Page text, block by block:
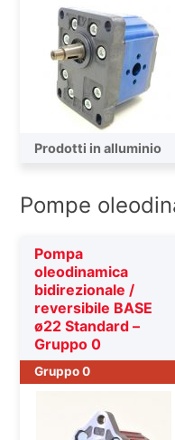
Prodotti in alluminio
Pompe
Pompa
oleodinamica
bidirezionale /
reversibile BASE
ø22 Standard –
Gruppo 0
Gruppo 0